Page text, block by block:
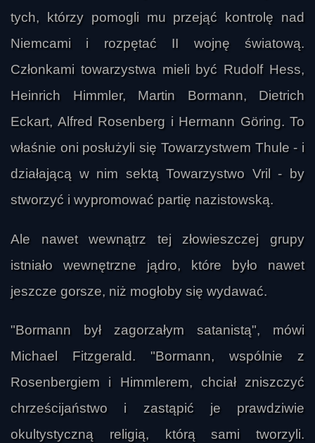
tych, którzy pomogli mu przejąć kontrolę nad
Niemcami i rozpętać II wojnę światową.
Członkami towarzystwa mieli być Rudolf Hess,
Heinrich Himmler, Martin Bormann, Dietrich
Eckart, Alfred Rosenberg i Hermann Göring. To
właśnie oni posłużyli się Towarzystwem Thule - i
działającą w nim sektą Towarzystwo Vril - by
stworzyć i wypromować partię nazistowską.
Ale nawet wewnątrz tej złowieszczej grupy
istniało wewnętrzne jądro, które było nawet
jeszcze gorsze, niż mogłoby się wydawać.
"Bormann był zagorzałym satanistą", mówi
Michael Fitzgerald. "Bormann, wspólnie z
Rosenbergiem i Himmlerem, chciał zniszczyć
chrześcijaństwo i zastąpić je prawdziwie
okultystyczną religią, którą sami tworzyli.